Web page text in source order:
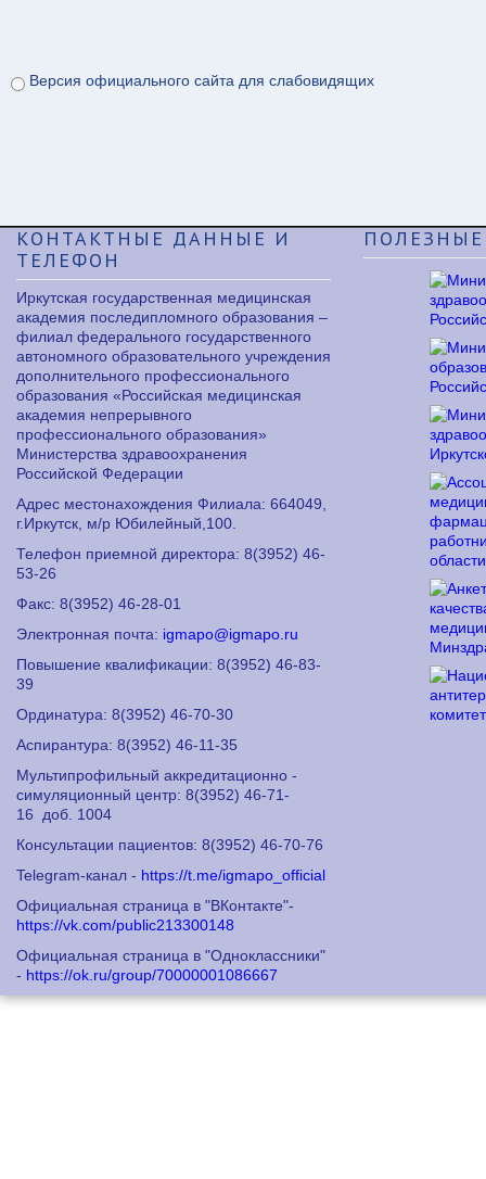
Версия официального сайта для слабовидящих
КОНТАКТНЫЕ ДАННЫЕ И
ТЕЛЕФОН
Иркутская государственная медицинская
академия последипломного образования –
филиал федерального государственного
автономного образовательного учреждения
дополнительного профессионального
образования «Российская медицинская
академия непрерывного
профессионального образования»
Министерства здравоохранения
Российской Федерации
Адрес местонахождения Филиала: 664049,
г.Иркутск, м/р Юбилейный,100.
Телефон приемной директора: 8(3952) 46-
53-26
Факс: 8(3952) 46-28-01
Электронная почта: igmapo@igmapo.ru
Повышение квалификации: 8(3952) 46-83-
39
Ординатура: 8(3952) 46-70-30
Аспирантура: 8(3952) 46-11-35
Мультипрофильный аккредитационно -
симуляционный центр: 8(3952) 46-71-
16
доб. 1004
Консультации пациентов: 8(3952) 46-70-76
Telegram-канал - https://t.me/igmapo_official
Официальная страница в "ВКонтакте"-
https://vk.com/public213300148
Официальная страница в "Одноклассники"
- https://ok.ru/group/70000001086667
ПОЛЕЗНЫЕ